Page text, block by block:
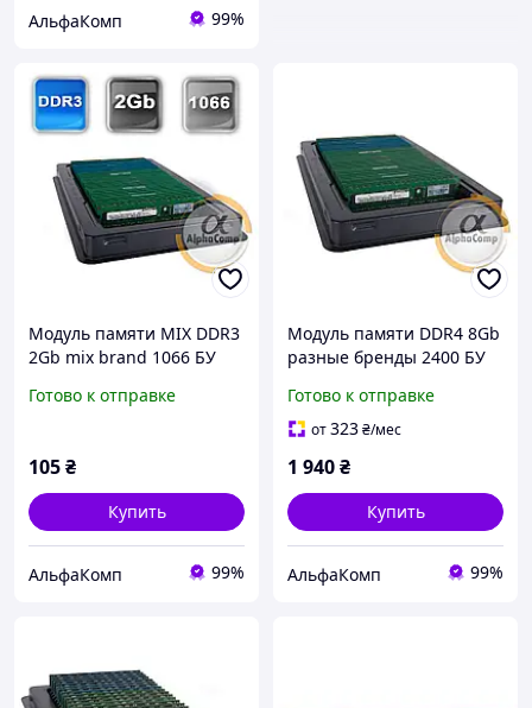
АльфаКомп 99%
Модуль памяти MIX DDR3
2Gb mix brand 1066 БУ
Готово к отправке
105₴
Купить
АльфаКомп 99%
Модуль памяти DDR4 8Gb
разные бренды 2400 БУ
Готово к отправке
от323₴/мес
1 940₴
Купить
АльфаКомп 99%